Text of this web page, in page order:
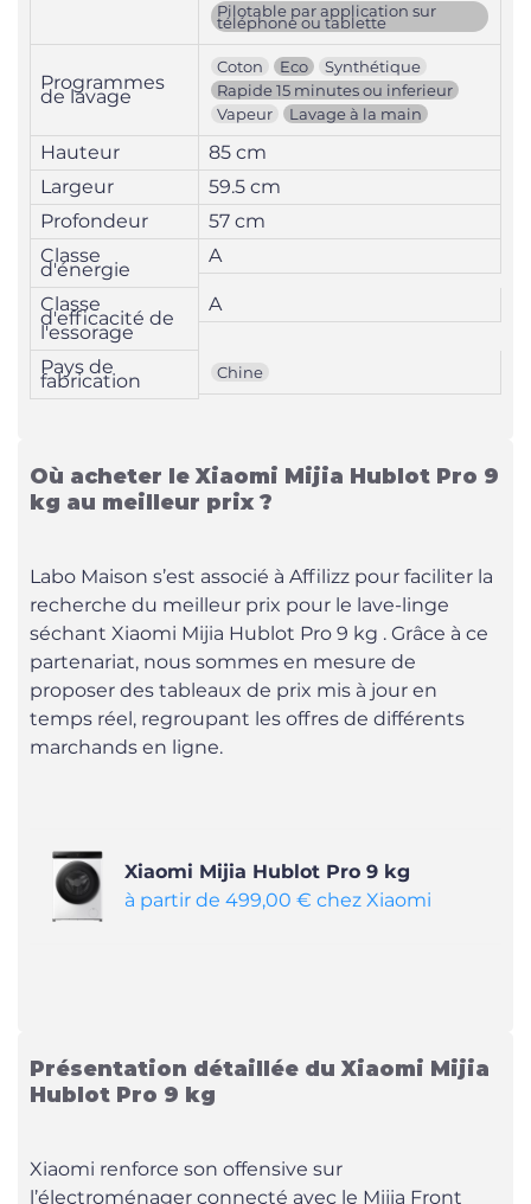
Pilotable par application sur
téléphone ou tablette
Programmes
de lavage
Coton Eco
Synthétique
Rapide 15 minutes ou inferieur
Vapeur
Lavage à la main
Hauteur
85 cm
Largeur
59.5 cm
Profondeur
57 cm
Classe
d'énergie
A
Classe
d'efficacité de
l'essorage
A
Pays de
fabrication Chine
Où acheter le Xiaomi Mijia Hublot Pro 9
kg au meilleur prix ?
Labo Maison s’est associé à Affilizz pour faciliter la
recherche du meilleur prix pour le lave-linge
séchant Xiaomi Mijia Hublot Pro 9 kg . Grâce à ce
partenariat, nous sommes en mesure de
proposer des tableaux de prix mis à jour en
temps réel, regroupant les offres de différents
marchands en ligne.
Xiaomi Mijia Hublot Pro 9 kg
à partir de 499,00 € chez Xiaomi
Présentation détaillée du Xiaomi Mijia
Hublot Pro 9 kg
Xiaomi renforce son offensive sur
l’électroménager connecté avec le Mijia Front